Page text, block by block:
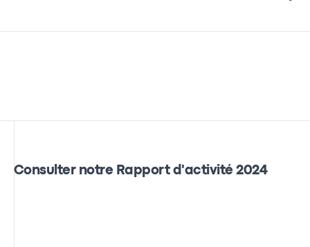
Consulter notre Rapport d'activité 2024